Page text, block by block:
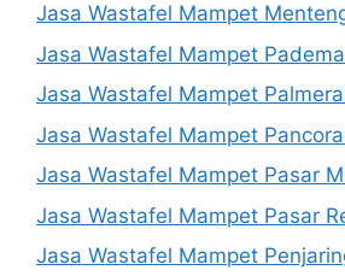
Jasa Wastafel Mampet
Jasa Wastafel Mampet
Jasa Wastafel Mampet
Jasa Wastafel Mampet
Jasa Wastafel Mampet Pasar
Jasa Wastafel Mampet Pasar
Jasa Wastafel Mampet